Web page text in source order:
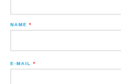
NAME *
E-MAIL *